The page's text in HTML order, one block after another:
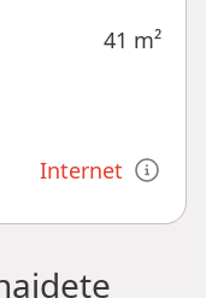
41 m²
Internet